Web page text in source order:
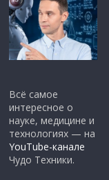
Всё самое
интересное о
науке, медицине и
технологиях — на
YouTube-канале
Чудо Техники.